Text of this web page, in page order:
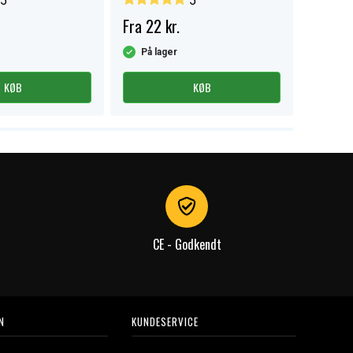
KØB
Fra 22 kr.
På lager
KØB
CE - Godkendt
KUNDESERVICE